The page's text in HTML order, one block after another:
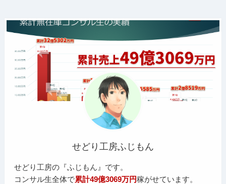
せどり工房ふじもん
せどり工房の『ふじもん』です。
コンサル生全体で累計49億3069万円稼がせています。